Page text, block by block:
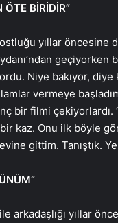
ÖTE BİRİDİR”
yıllar öncesine
geçiyorken
Niye bakıyor,
vermeye
bir filmi çekiyorlardı.
bir kaz. Onu ilk böyle
gittim. Tanıştık.
arkadaşlığı yıllar